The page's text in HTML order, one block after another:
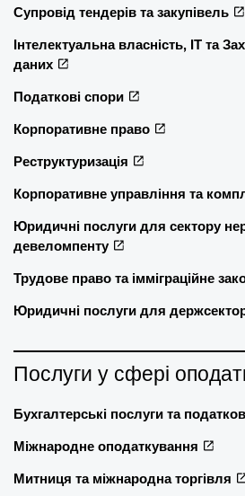
Супровід тендерів та закупівель
Інтелектуальна власність, ІТ та
даних
Податкові спори
Корпоративне право
Реструктуризація
Корпоративне управління та
Юридичні послуги для сектору
девеломпенту
Трудове право та імміграційне
Юридичні послуги для
Послуги у сфері
Бухгалтерські послуги та
Міжнародне оподаткування
Митниця та міжнародна торгівля